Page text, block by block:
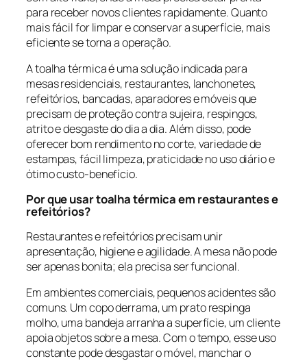
para receber novos clientes rapidamente. Quanto
mais fácil for limpar e conservar a superfície, mais
eficiente se torna a operação.
A toalha térmica é uma solução indicada para
mesas residenciais, restaurantes, lanchonetes,
refeitórios, bancadas, aparadores e móveis que
precisam de proteção contra sujeira, respingos,
atrito e desgaste do dia a dia. Além disso, pode
oferecer bom rendimento no corte, variedade de
estampas, fácil limpeza, praticidade no uso diário e
ótimo custo-benefício.
Por que usar toalha térmica em restaurantes e
refeitórios?
Restaurantes e refeitórios precisam unir
apresentação, higiene e agilidade. A mesa não pode
ser apenas bonita; ela precisa ser funcional.
Em ambientes comerciais, pequenos acidentes são
comuns. Um copo derrama, um prato respinga
molho, uma bandeja arranha a superfície, um cliente
apoia objetos sobre a mesa. Com o tempo, esse uso
constante pode desgastar o móvel, manchar o